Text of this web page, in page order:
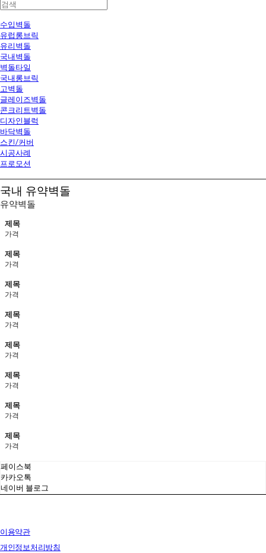
수입벽돌
유럽롱브릭
유리벽돌
국내벽돌
벽돌타일
국내롱브릭
고벽돌
글레이즈벽돌
콘크리트벽돌
디자인블럭
바닥벽돌
스킨/커버
시공사례
프로모션
국내 유약벽돌
유약벽돌
제목
가격
제목
가격
제목
가격
제목
가격
제목
가격
제목
가격
제목
가격
제목
가격
페이스북
카카오톡
네이버 블로그
이용약관
개인정보처리방침